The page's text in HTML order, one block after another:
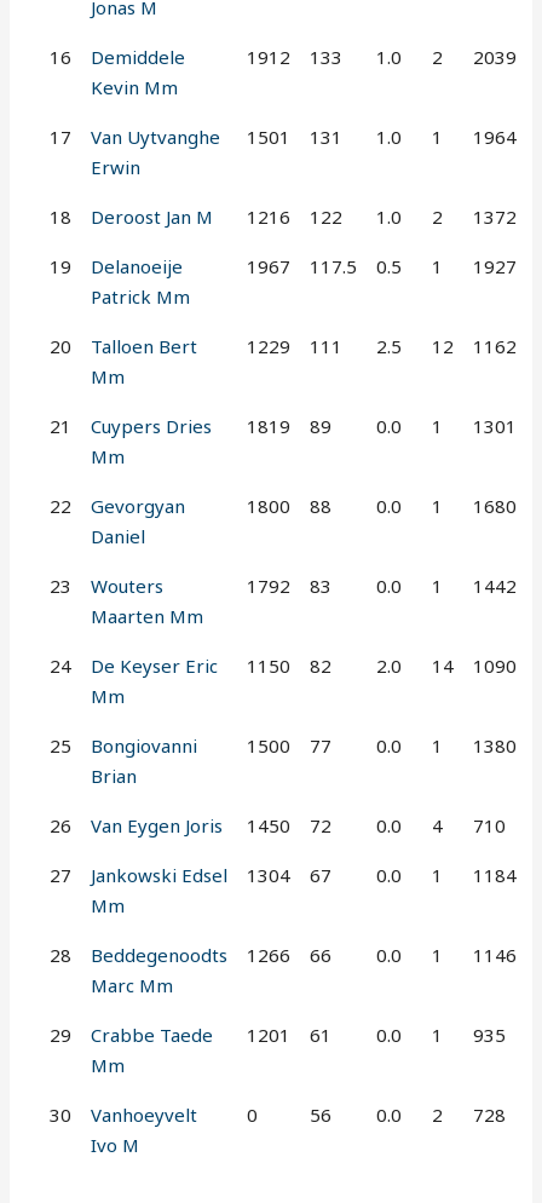
Jonas M
16
Demiddele
Kevin Mm
1912 133 1.0 2 2039
17
Van Uytvanghe
Erwin
1501 131 1.0 1 1964
18 Deroost Jan M 1216 122 1.0 2 1372
19
Delanoeije
Patrick Mm
1967 117.5 0.5 1 1927
20
Talloen Bert
Mm
1229 111 2.5 12 1162
21
Cuypers Dries
Mm
1819 89 0.0 1 1301
22
Gevorgyan
Daniel
1800 88 0.0 1 1680
23
Wouters
Maarten Mm
1792 83 0.0 1 1442
24
De Keyser Eric
Mm
1150 82 2.0 14 1090
25
Bongiovanni
Brian
1500 77 0.0 1 1380
26 Van Eygen Joris 1450 72 0.0 4 710
27
Jankowski Edsel
Mm
1304 67 0.0 1 1184
28
Beddegenoodts
Marc Mm
1266 66 0.0 1 1146
29
Crabbe Taede
Mm
1201 61 0.0 1 935
30
Vanhoeyvelt
Ivo M
0 56 0.0 2 728